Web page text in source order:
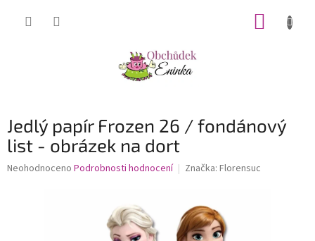
Jedlý papír Frozen 26 / fondánový
list - obrázek na dort
Průměrné
Neohodnoceno Podrobnosti hodnocení Značka: Florensuc